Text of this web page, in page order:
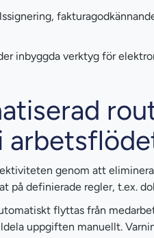
inbyggda verktyg för
genom att
på definierade regler, t.ex.
flyttas från
uppgiften manuellt.